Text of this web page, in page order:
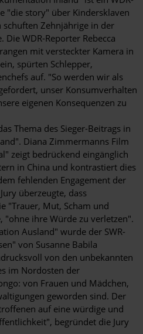
"die story" über Kindersklaven
Zehnjährige in der
WDR-Reporter Rebecca
mit versteckter Kamera in
spürten Schlepper,
auf. "So werden wir als
unser Konsumverhalten
eigenen Konsequenzen zu
Thema des Sieger-Beitrags in
Diana Zimmermanns Film
zeigt bedrückend eingänglich
in China und kontrastiert dies
fehlenden Engagement der
überzeugte, dass
"Trauer, Mut, Scham und
"ohne ihre Würde zu verletzen".
Ausland" wurde der SWR-
von Susanne Babila
von den unbekannten
im Nordosten der
von Frauen und Mädchen,
geworden sind. Der
auf eine würdige und
begründet die Jury